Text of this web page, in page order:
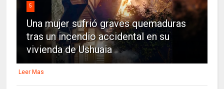
5
Una mujer sufrió graves quemaduras
tras un incendio accidental en su
vivienda de Ushuaia
Leer Mas